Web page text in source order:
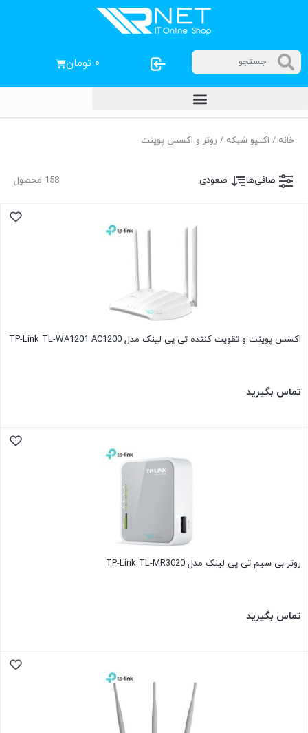
۰ تومان
خانه / اکتیو شبکه / روتر و اکسس پوینت
158 محصول صافی‌ها صعودی
اکسس پوینت و تقویت کننده تی پی لینک مدل TP-Link TL-WA1201 AC1200
تماس بگیرید
روتر بی سیم تی پی لینک مدل TP-Link TL-MR3020
تماس بگیرید